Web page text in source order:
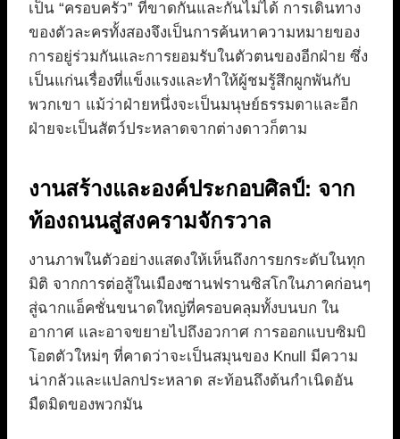
เป็น “ครอบครัว” ที่ขาดกันและกันไม่ได้ การเดินทาง
ของตัวละครทั้งสองจึงเป็นการค้นหาความหมายของ
การอยู่ร่วมกันและการยอมรับในตัวตนของอีกฝ่าย ซึ่ง
เป็นแก่นเรื่องที่แข็งแรงและทำให้ผู้ชมรู้สึกผูกพันกับ
พวกเขา แม้ว่าฝ่ายหนึ่งจะเป็นมนุษย์ธรรมดาและอีก
ฝ่ายจะเป็นสัตว์ประหลาดจากต่างดาวก็ตาม
งานสร้างและองค์ประกอบศิลป์: จาก
ท้องถนนสู่สงครามจักรวาล
งานภาพในตัวอย่างแสดงให้เห็นถึงการยกระดับในทุก
มิติ จากการต่อสู้ในเมืองซานฟรานซิสโกในภาคก่อนๆ
สู่ฉากแอ็คชั่นขนาดใหญ่ที่ครอบคลุมทั้งบนบก ใน
อากาศ และอาจขยายไปถึงอวกาศ การออกแบบซิมบิ
โอตตัวใหม่ๆ ที่คาดว่าจะเป็นสมุนของ Knull มีความ
น่ากลัวและแปลกประหลาด สะท้อนถึงต้นกำเนิดอัน
มืดมิดของพวกมัน